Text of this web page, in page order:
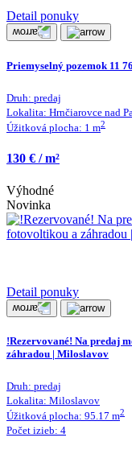
Detail ponuky
Priemyselný pozemok 11
Druh: predaj
Lokalita: Hrnčiarovce nad
Úžitková plocha: 1 m2
130 € / m²
Výhodné
Novinka
Detail ponuky
!Rezervované! Na predaj
záhradou | Miloslavov
Druh: predaj
Lokalita: Miloslavov
Úžitková plocha: 95.17 m2
Počet izieb: 4